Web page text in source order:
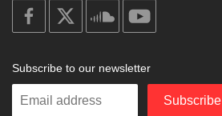
on
facebook
soundcloud
Subscribe to our newsletter
Enter
Subscribe